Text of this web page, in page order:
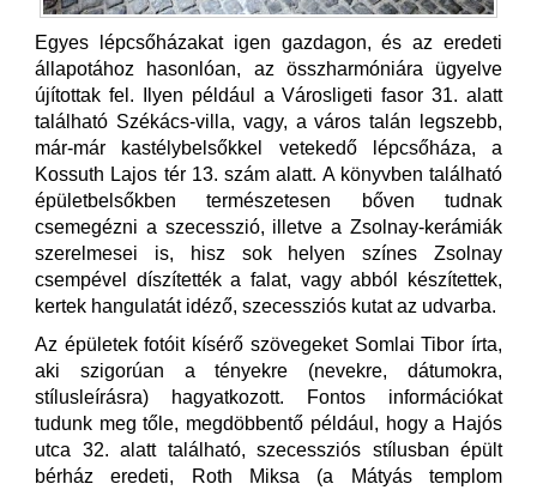
Egyes lépcsőházakat igen gazdagon, és az eredeti
állapotához hasonlóan, az összharmóniára ügyelve
újítottak fel. Ilyen például a Városligeti fasor 31. alatt
található Székács-villa, vagy, a város talán legszebb,
már-már kastélybelsőkkel vetekedő lépcsőháza, a
Kossuth Lajos tér 13. szám alatt. A könyvben található
épületbelsőkben természetesen bőven tudnak
csemegézni a szecesszió, illetve a Zsolnay-kerámiák
szerelmesei is, hisz sok helyen színes Zsolnay
csempével díszítették a falat, vagy abból készítettek,
kertek hangulatát idéző, szecessziós kutat az udvarba.
Az épületek fotóit kísérő szövegeket Somlai Tibor írta,
aki szigorúan a tényekre (nevekre, dátumokra,
stílusleírásra) hagyatkozott. Fontos információkat
tudunk meg tőle, megdöbbentő például, hogy a Hajós
utca 32. alatt található, szecessziós stílusban épült
bérház eredeti, Roth Miksa (a Mátyás templom